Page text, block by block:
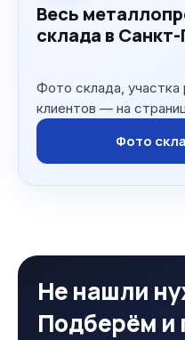
Весь
склада в
Фото склада, участка
клиентов — на
Фото
Не нашли
Подберём и